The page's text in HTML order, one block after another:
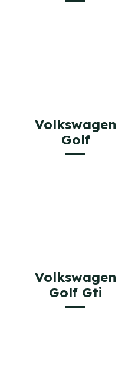
Volkswagen
Golf
Volkswagen
Golf Gti